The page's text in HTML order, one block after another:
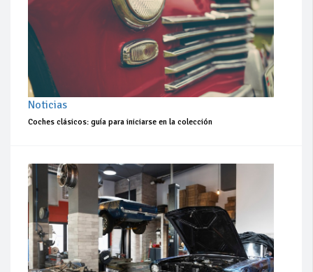
Noticias
Coches clásicos: guía para iniciarse en la colección